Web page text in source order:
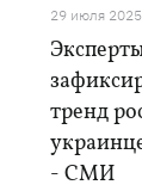
29 июля 2025
тренд
- СМИ